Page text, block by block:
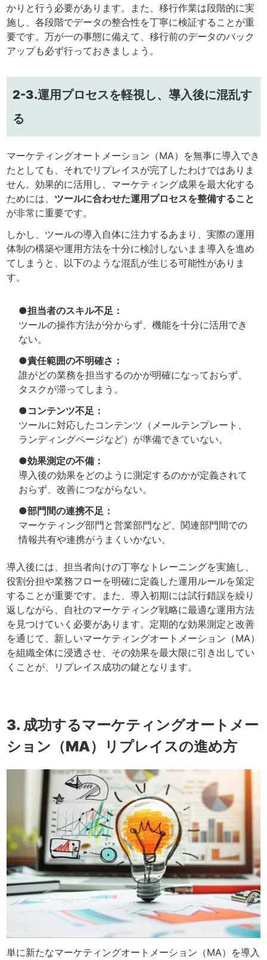
かりと行う必要があります。また、移行作業は段階的に実
施し、各段階でデータの整合性を丁寧に検証することが重
要です。万が一の事態に備えて、移行前のデータのバック
アップも必ず行っておきましょう。
2-3.運用プロセスを軽視し、導入後に混乱す
る
マーケティングオートメーション（MA）を無事に導入でき
たとしても、それでリプレイスが完了したわけではありま
せん。効果的に活用し、マーケティング成果を最大化する
ためには、 ツールに合わせた運用プロセスを整備すること
が非常に重要です。
しかし、ツールの導入自体に注力するあまり、実際の運用
体制の構築や運用方法を十分に検討しないまま導入を進め
てしまうと、以下のような混乱が生じる可能性がありま
す。
●担当者のスキル不足：
ツールの操作方法が分からず、機能を十分に活用でき
ない。
●責任範囲の不明確さ：
誰がどの業務を担当するのかが明確になっておらず、
タスクが滞ってしまう。
●コンテンツ不足：
ツールに対応したコンテンツ（メールテンプレート、
ランディングページなど）が準備できていない。
●効果測定の不備：
導入後の効果をどのように測定するのかが定義されて
おらず、改善につながらない。
●部門間の連携不足：
マーケティング部門と営業部門など、関連部門間での
情報共有や連携がうまくいかない。
導入後には、担当者向けの丁寧なトレーニングを実施し、
役割分担や業務フローを明確に定義した運用ルールを策定
することが重要です。また、導入初期には試行錯誤を繰り
返しながら、自社のマーケティング戦略に最適な運用方法
を見つけていく必要があります。定期的な効果測定と改善
を通じて、新しいマーケティングオートメーション（MA）
を組織全体に浸透させ、その効果を最大限に引き出してい
くことが、リプレイス成功の鍵となります。
3. 成功するマーケティングオートメー
ション（MA）リプレイスの進め方
単に新たなマーケティングオートメーション（MA）を導入